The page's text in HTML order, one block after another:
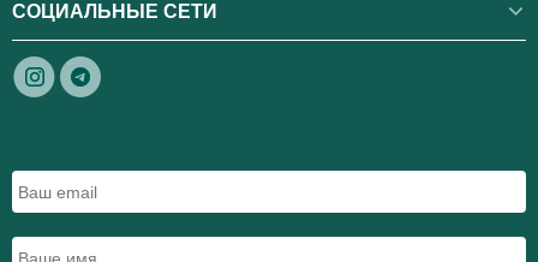
СОЦИАЛЬНЫЕ СЕТИ